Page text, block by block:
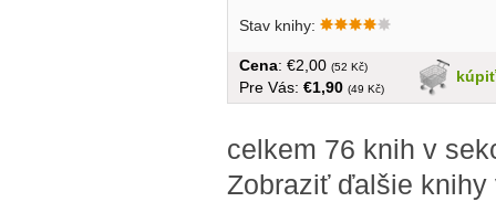
Stav knihy:
kúpiť
Cena: €2,00 (52 Kč)
Pre Vás: €1,90 (49 Kč)
celkem 76 knih v
Zobraziť ďalšie